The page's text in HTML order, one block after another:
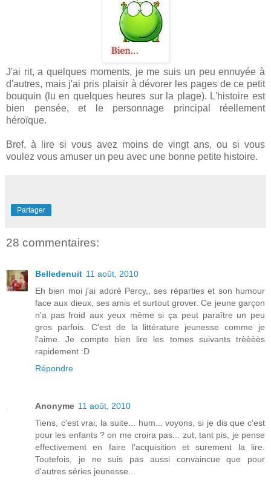
J'ai rit, a quelques moments, je me suis un peu ennuyée à
d'autres, mais j'ai pris plaisir à dévorer les pages de ce petit
bouquin (lu en quelques heures sur la plage). L'histoire est
bien pensée, et le personnage principal réellement
héroïque.
Bref, à lire si vous avez moins de vingt ans, ou si vous
voulez vous amuser un peu avec une bonne petite histoire.
Partager
28 commentaires:
Belledenuit 11 août, 2010
Eh bien moi j'ai adoré Percy,, ses réparties et son humour
face aux dieux, ses amis et surtout grover. Ce jeune garçon
n'a pas froid aux yeux même si ça peut paraître un peu
gros parfois. C'est de la littérature jeunesse comme je
l'aime. Je compte bien lire les tomes suivants trèèèès
rapidement :D
Répondre
Anonyme 11 août, 2010
Tiens, c'est vrai, la suite... hum... voyons, si je dis que c'est
pour les enfants ? on me croira pas... zut, tant pis, je pense
effectivement en faire l'acquisition et surement la lire.
Toutefois, je ne suis pas aussi convaincue que pour
d'autres séries jeunesse...